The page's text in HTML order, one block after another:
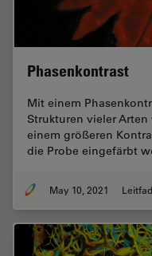
Phasenkontrast
Mit einem
Strukturen vieler
einem größeren
die Probe eingefärbt
May 10, 2021